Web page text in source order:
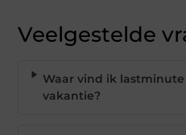
Veelgestelde
Waar vind ik
vakantie?